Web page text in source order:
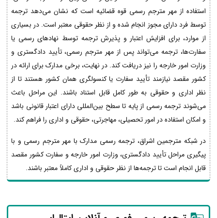
استفاده از مهر مترجم رسمی قوه قضائیه است که نشان می‌دهد ترجمه
توسط فرد دارای مجوز انجام شده و از نظر حقوقی معتبر است. در بسیاری
از موارد، برای افزایش اعتبار و پذیرش ترجمه توسط نهادهای رسمی یا
سفارت‌ها، ترجمه می‌تواند پس از مهر مترجم رسمی، تأیید دادگستری و
وزارت امور خارجه را نیز دریافت کند. در نهایت، برخی مدارک برای ارائه در
کشور مقصد نیازمند تأیید سفارت یا کنسولگری همان کشور هستند تا از
نظر اداری و حقوقی به طور کامل قابل استناد باشند. این مراحل باعث
می‌شوند ترجمه رسمی از پایه تا سطح بین‌المللی دارای اعتبار قانونی باشد
و امکان استفاده در امور تحصیلی، مهاجرتی، حقوقی و اداری را فراهم کند.
در شبکه مترجمین اشراق، ترجمه رسمی مدارک با مهر مترجم رسمی و با
پیگیری مراحل تأیید دادگستری، وزارت امور خارجه و سفارت کشور مقصد
قابل انجام است تا ترجمه‌ها از نظر حقوقی و اداری کاملاً معتبر باشند.